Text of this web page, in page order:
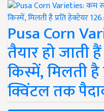
Pusa Corn
तैयार हो जाती
किस्में, मिलती है
क्विंटल तक